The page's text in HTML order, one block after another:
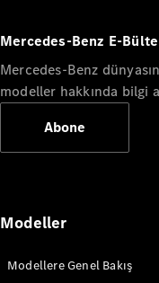
Kanallarımız
Kariyer
Duyurular
Showroom
Arama
Mercedes-Benz E-
Mercedes-Benz
modeller hakkında bilgi
Abone
Modeller
Modellere Genel Bakış